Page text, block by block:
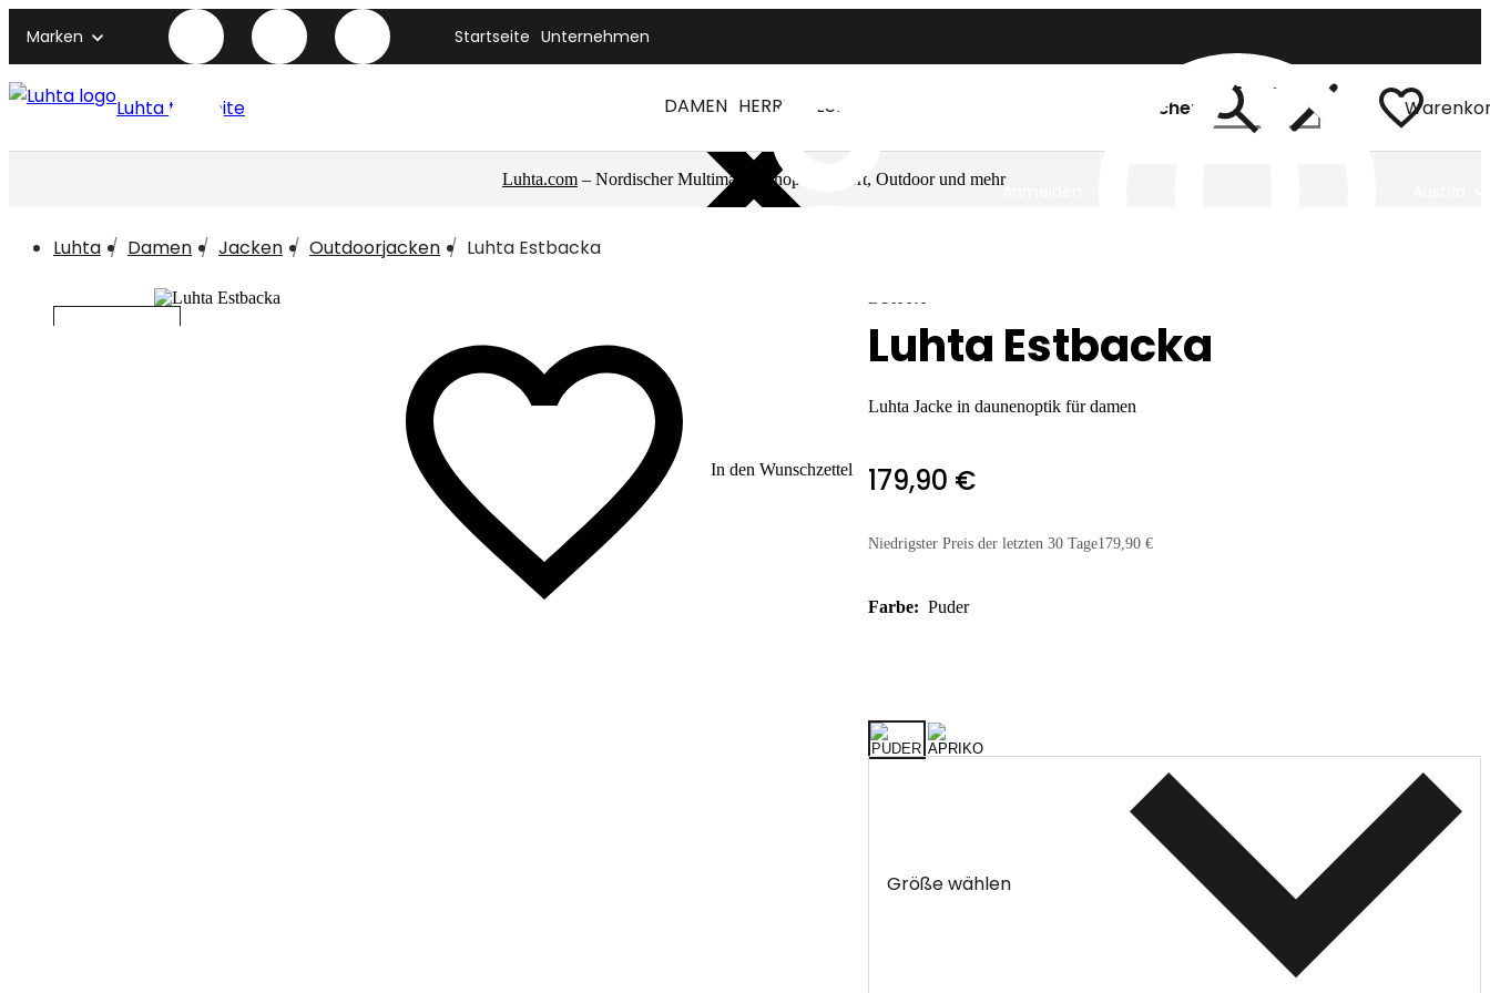
Marken Startseite Unternehmen
Anmelden
Luhta titelseite DAMEN HERREN LUHTA Suchen
Luhta.com – Nordischer Multimarkenshop für Sport, Outdoor und mehr
Luhta Damen Jacken Outdoorjacken Luhta Estbacka
In den Wunschzettel
LUHTA
Luhta Estbacka
Luhta Jacke in daunenoptik für damen
179,90 €
Niedrigster Preis der letzten 30 Tage179,90 €
Farbe: Puder
Größe wählen